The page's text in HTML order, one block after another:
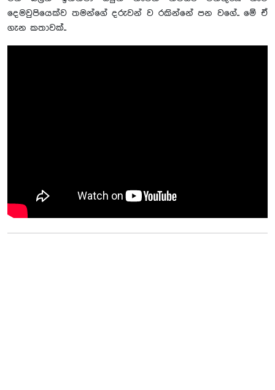
දෙමවුපියෙක්ව තමන්ගේ දරුවන් ව රකින්නේ පන වගේ.. මේ ඒ
ගැන කතාවක්..